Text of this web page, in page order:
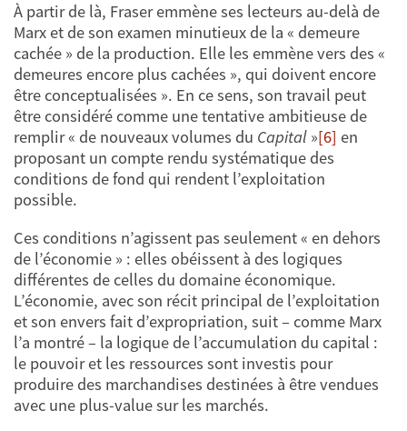
À partir de là, Fraser emmène ses lecteurs au-delà de
Marx et de son examen minutieux de la « demeure
cachée » de la production. Elle les emmène vers des «
demeures encore plus cachées », qui doivent encore
être conceptualisées ». En ce sens, son travail peut
être considéré comme une tentative ambitieuse de
remplir « de nouveaux volumes du Capital »[6] en
proposant un compte rendu systématique des
conditions de fond qui rendent l’exploitation
possible.
Ces conditions n’agissent pas seulement « en dehors
de l’économie » : elles obéissent à des logiques
différentes de celles du domaine économique.
L’économie, avec son récit principal de l’exploitation
et son envers fait d’expropriation, suit – comme Marx
l’a montré – la logique de l’accumulation du capital :
le pouvoir et les ressources sont investis pour
produire des marchandises destinées à être vendues
avec une plus-value sur les marchés.